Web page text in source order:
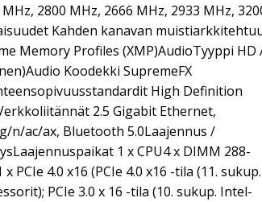
2800 MHz, 2666 MHz, 2933 MHz,
Kahden kanavan
Memory Profiles (XMP)AudioTyyppi HD
Koodekki SupremeFX
High Definition
2.5 Gigabit Ethernet,
n/ac/ax, Bluetooth 5.0Laajennus /
1 x CPU4 x DIMM 288-
PCIe 4.0 x16 (PCIe 4.0 x16 -tila (11. sukup.
PCIe 3.0 x 16 -tila (10. sukup. Intel-